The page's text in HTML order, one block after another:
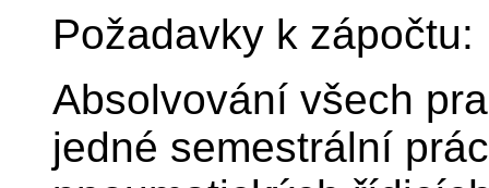
Požadavky k zápočtu:
Absolvování všech
jedné semestrální